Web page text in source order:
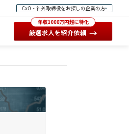
CxO・社外取締役をお探しの企業の方
年収1000万円超に特化
厳選求人を紹介依頼 →